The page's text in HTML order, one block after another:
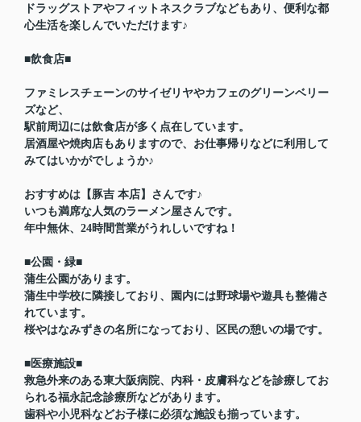
ドラッグストアやフィットネスクラブなどもあり、便利な都
心生活を楽しんでいただけます♪
■飲食店■
ファミレスチェーンのサイゼリヤやカフェのグリーンベリー
ズなど、
駅前周辺には飲食店が多く点在しています。
居酒屋や焼肉店もありますので、お仕事帰りなどに利用して
みてはいかがでしょうか♪
おすすめは【豚吉 本店】さんです♪
いつも満席な人気のラーメン屋さんです。
年中無休、24時間営業がうれしいですね！
■公園・緑■
蒲生公園があります。
蒲生中学校に隣接しており、園内には野球場や遊具も整備さ
れています。
桜やはなみずきの名所になっており、区民の憩いの場です。
■医療施設■
救急外来のある東大阪病院、内科・皮膚科などを診療してお
られる福永記念診療所などがあります。
歯科や小児科などお子様に必須な施設も揃っています。